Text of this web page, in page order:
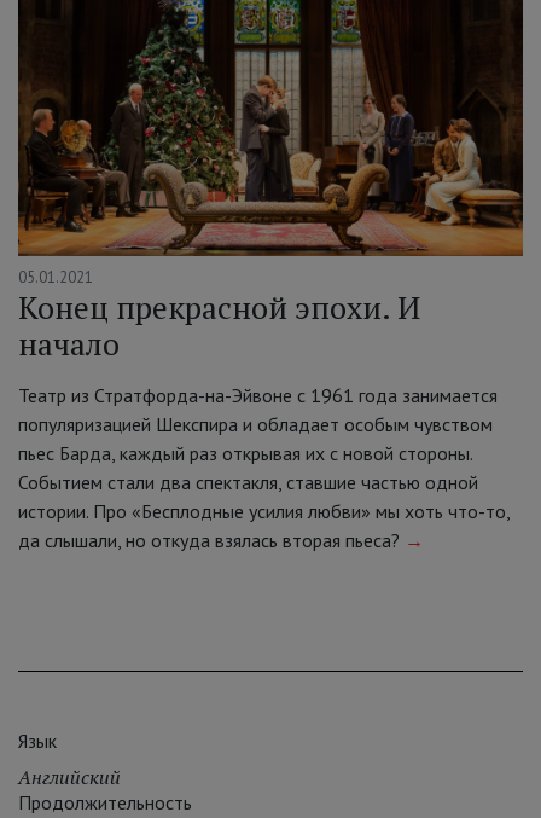
05.01.2021
Конец прекрасной эпохи. И
начало
Театр из Стратфорда-на-Эйвоне с 1961 года занимается
популяризацией Шекспира и обладает особым чувством
пьес Барда, каждый раз открывая их с новой стороны.
Событием стали два спектакля, ставшие частью одной
истории. Про «Бесплодные усилия любви» мы хоть что-то,
да слышали, но откуда взялась вторая пьеса? →
Язык
Английский
Продолжительность